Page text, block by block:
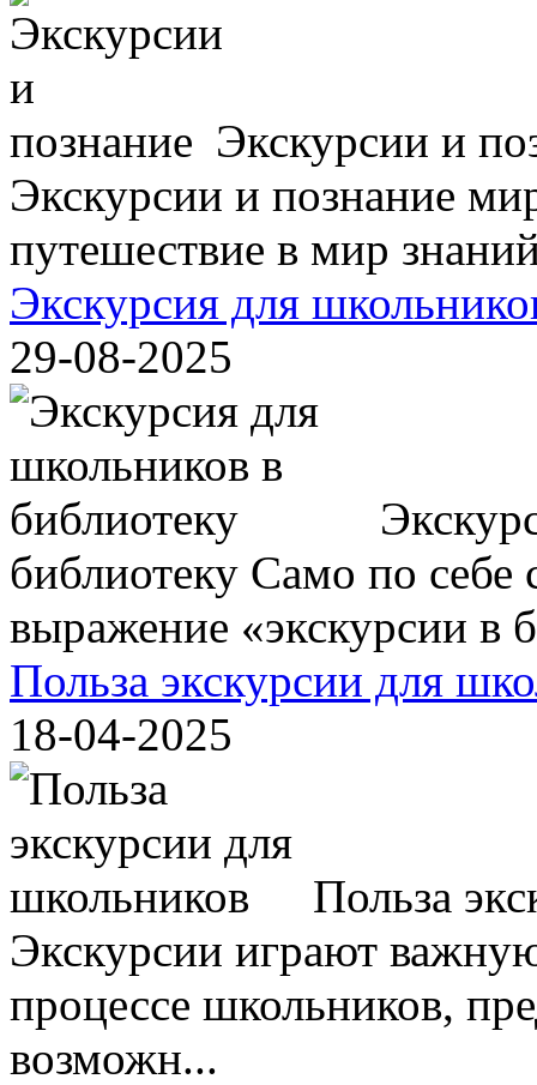
Экскурсии и
Экскурсии и познание
путешествие в мир
Экскурсия для
29-08-2025
библиотеку Само по себе
выражение «экскурсии в
Польза экскурсии для
18-04-2025
Польза
Экскурсии играют
процессе школьников,
возможн...